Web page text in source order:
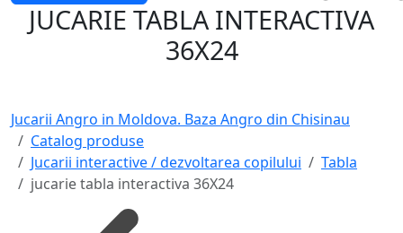
JUCARIE TABLA INTERACTIVA
36X24
Jucarii Angro in Moldova. Baza Angro din Chisinau
Catalog produse
Jucarii interactive / dezvoltarea copilului
Tabla
jucarie tabla interactiva 36X24